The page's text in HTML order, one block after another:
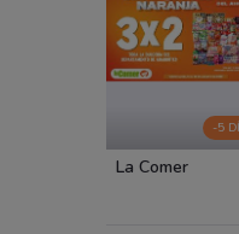
-5
La Comer